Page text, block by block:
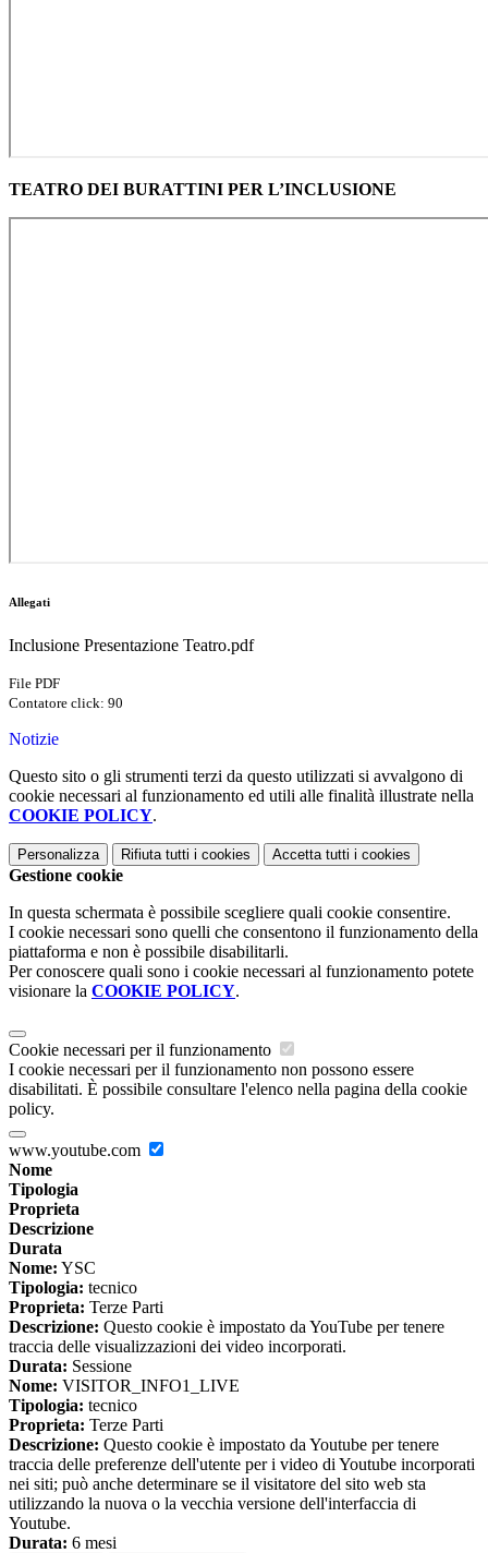
TEATRO DEI BURATTINI PER L’INCLUSIONE
Allegati
Inclusione Presentazione Teatro.pdf
File PDF
Contatore click: 90
Notizie
Questo sito o gli strumenti terzi da questo utilizzati si avvalgono di
cookie necessari al funzionamento ed utili alle finalità illustrate nella
COOKIE POLICY.
Personalizza Rifiuta tutti i cookies Accetta tutti i cookies
Gestione cookie
In questa schermata è possibile scegliere quali cookie consentire.
I cookie necessari sono quelli che consentono il funzionamento della
piattaforma e non è possibile disabilitarli.
Per conoscere quali sono i cookie necessari al funzionamento potete
visionare la COOKIE POLICY.
Cookie necessari per il funzionamento
I cookie necessari per il funzionamento non possono essere
disabilitati. È possibile consultare l'elenco nella pagina della cookie
policy.
www.youtube.com
Nome
Tipologia
Proprieta
Descrizione
Durata
Nome: YSC
Tipologia: tecnico
Proprieta: Terze Parti
Descrizione: Questo cookie è impostato da YouTube per tenere
traccia delle visualizzazioni dei video incorporati.
Durata: Sessione
Nome: VISITOR_INFO1_LIVE
Tipologia: tecnico
Proprieta: Terze Parti
Descrizione: Questo cookie è impostato da Youtube per tenere
traccia delle preferenze dell'utente per i video di Youtube incorporati
nei siti; può anche determinare se il visitatore del sito web sta
utilizzando la nuova o la vecchia versione dell'interfaccia di
Youtube.
Durata: 6 mesi